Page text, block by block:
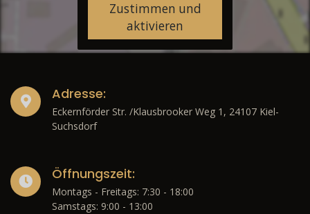
Zustimmen und
aktivieren
Adresse:
Eckernförder Str. /Klausbrooker Weg 1, 24107 Kiel-
Suchsdorf
Öffnungszeit:
Montags - Freitags: 7:30 - 18:00
Samstags: 9:00 - 13:00